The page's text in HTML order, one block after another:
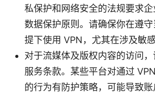
私保护和网络安全的法规要求
数据保护原则。请确保你在遵
提下使用 VPN，尤其在涉及敏感
对于流媒体及版权内容的访问
服务条款。某些平台对通过
的行为有防护策略，可能导致账